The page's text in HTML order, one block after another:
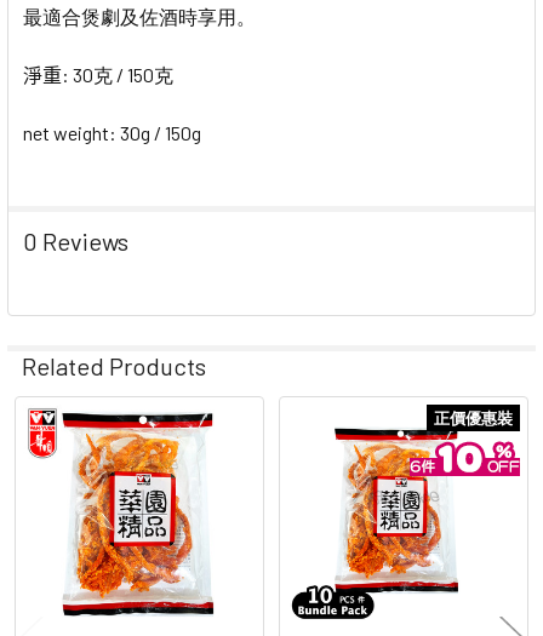
最適合煲劇及佐酒時享用。
淨重: 30克 / 150克
net weight: 30g / 150g
0 Reviews
Related Products
Related
Products
正價優惠裝